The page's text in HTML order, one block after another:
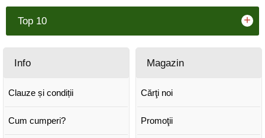
Top 10 +
Info
Clauze și condiții
Cum cumperi?
Magazin
Cărţi noi
Promoţii